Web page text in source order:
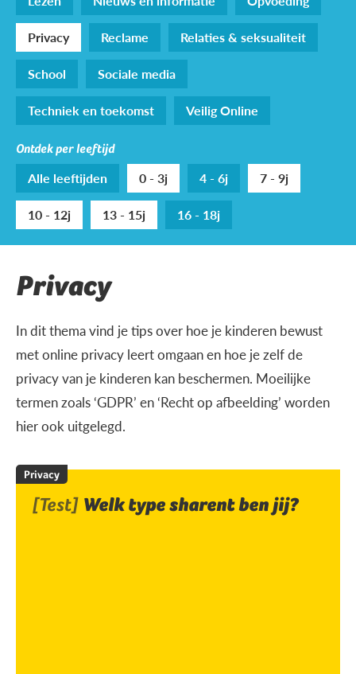
Privacy
Reclame
Relaties & seksualiteit
School
Sociale media
Techniek en toekomst
Veilig Online
Ontdek per leeftijd
Alle leeftijden 0 - 3j 4 - 6j
7 - 9j
10 - 12j
13 - 15j 16 - 18j
Privacy
In dit thema vind je tips over hoe je kinderen bewust
met online privacy leert omgaan en hoe je zelf de
privacy van je kinderen kan beschermen. Moeilijke
termen zoals ‘GDPR’ en ‘Recht op afbeelding’ worden
hier ook uitgelegd.
Privacy
[Test] Welk type sharent ben jij?